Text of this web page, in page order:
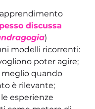
discussa
)
modelli ricorrenti:
poter agire;
meglio quando
è rilevante;
esperienze